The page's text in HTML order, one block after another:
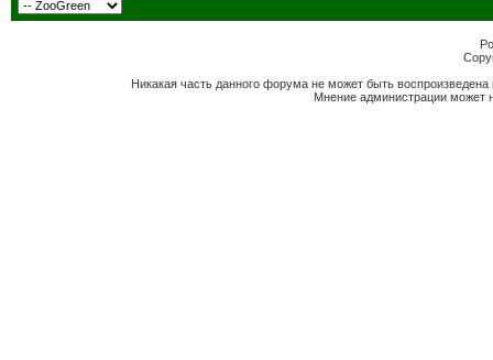
Никакая часть данного форума не может быть
Мнение администрации может